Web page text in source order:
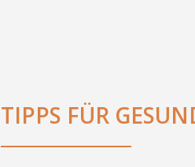
TIPPS FÜR